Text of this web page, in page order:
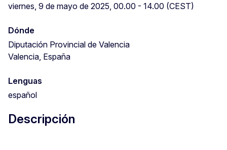
viernes, 9 de mayo de 2025, 00.00 - 14.00 (CEST)
Dónde
Diputación Provincial de Valencia
Valencia, España
Lenguas
español
Descripción